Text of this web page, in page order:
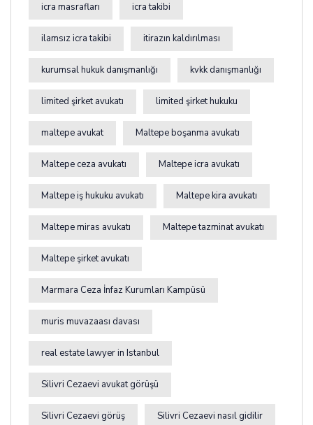
icra masrafları icra takibi
ilamsız icra takibi itirazın kaldırılması
kurumsal hukuk danışmanlığı kvkk danışmanlığı
limited şirket avukatı limited şirket hukuku
maltepe avukat Maltepe boşanma avukatı
Maltepe ceza avukatı Maltepe icra avukatı
Maltepe iş hukuku avukatı Maltepe kira avukatı
Maltepe miras avukatı Maltepe tazminat avukatı
Maltepe şirket avukatı
Marmara Ceza İnfaz Kurumları Kampüsü
muris muvazaası davası
real estate lawyer in Istanbul
Silivri Cezaevi avukat görüşü
Silivri Cezaevi görüş Silivri Cezaevi nasıl gidilir